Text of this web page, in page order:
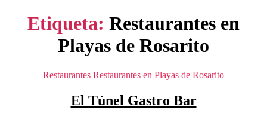
Etiqueta: Restaurantes en
Playas de Rosarito
Categorías
Restaurantes Restaurantes en Playas de Rosarito
El Túnel Gastro Bar